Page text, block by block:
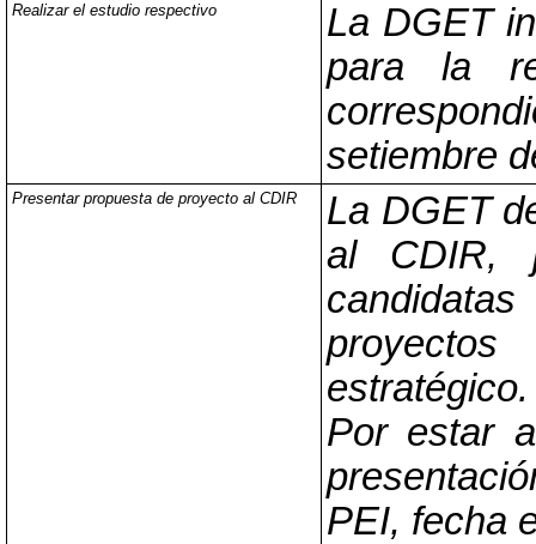
Realizar el estudio respectivo
La DGET
para la
setiembre
Presentar propuesta de proyecto al CDIR
La DGET
al CDIR,
estratégico.
Por estar
PEI, fecha